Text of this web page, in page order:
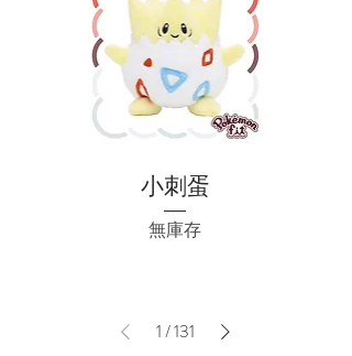
小刺蛋
無庫存
1/131